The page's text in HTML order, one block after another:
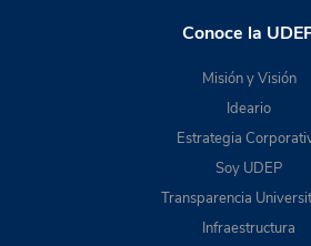
Conoce la
Misión y Visión
Ideario
Estrategia
Soy UDEP
Transparencia
Infraestructura